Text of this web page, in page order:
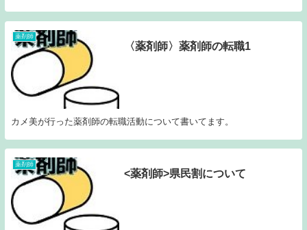
薬剤師
〈薬剤師〉薬剤師の転職1
カメ美が行った薬剤師の転職活動について書いてます。
薬剤師
<薬剤師>県民割について